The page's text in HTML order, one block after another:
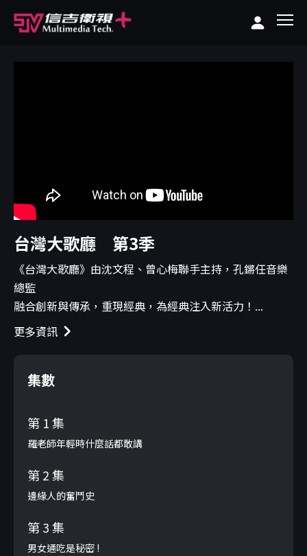
台灣大歌廳 第3季
《台灣大歌廳》由沈文程、曾心梅聯手主持，孔鏘任音樂
總監
融合創新與傳承，重現經典，為經典注入新活力！...
更多資訊
集數
第 1 集
羅老師年輕時什麼話都敢講
第 2 集
邊緣人的奮鬥史
第 3 集
男女通吃是秘密 !